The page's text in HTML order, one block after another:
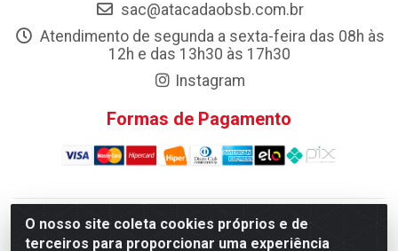
O nosso site coleta cookies próprios e de
terceiros para proporcionar uma experiência
sac@atacadaobsb.com.br
Atendimento de segunda a sexta-feira das 08h às
12h e das 13h30 às 17h30
Instagram
Formas de Pagamento
Atacadao da Limpeza F. Pereira Queiroz Comercio e
Distribuicao LTDA - Quadra Qi 10 Lotes 39 e, 41 - Setor